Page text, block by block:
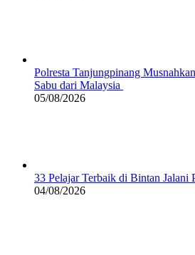
Polresta Tanjungpinang
Sabu dari Malaysia
05/08/2026
33 Pelajar Terbaik di Bintan Jalani
04/08/2026